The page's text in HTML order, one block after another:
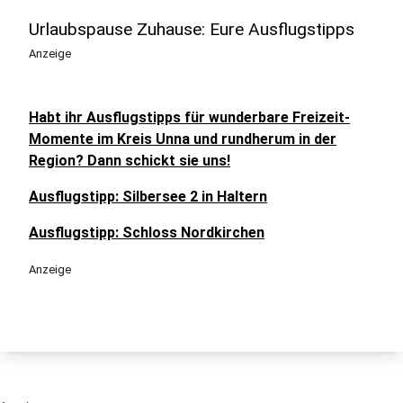
Urlaubspause Zuhause: Eure Ausflugstipps
Anzeige
Habt ihr Ausflugstipps für wunderbare Freizeit-
Momente im Kreis Unna und rundherum in der
Region? Dann schickt sie uns!
Ausflugstipp: Silbersee 2 in Haltern
Ausflugstipp: Schloss Nordkirchen
Anzeige